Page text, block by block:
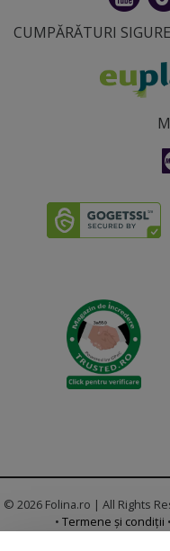
CUMPĂRĂTURI SIGURE
© 2026 Folina.ro | All Rights
• Termene și condiții •